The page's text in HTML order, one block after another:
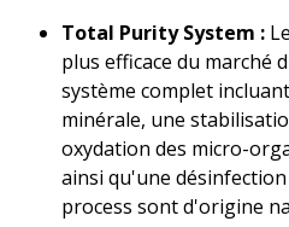
Total Purity System :
plus efficace du marché
système complet
minérale, une
oxydation des micro-
ainsi qu'une
process sont d'origine